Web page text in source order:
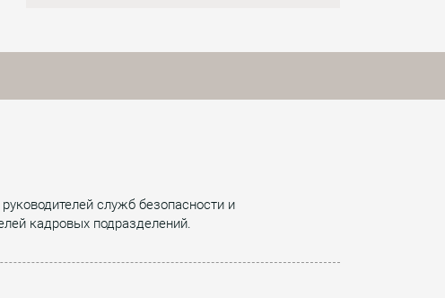
служб безопасности и
кадровых подразделений.